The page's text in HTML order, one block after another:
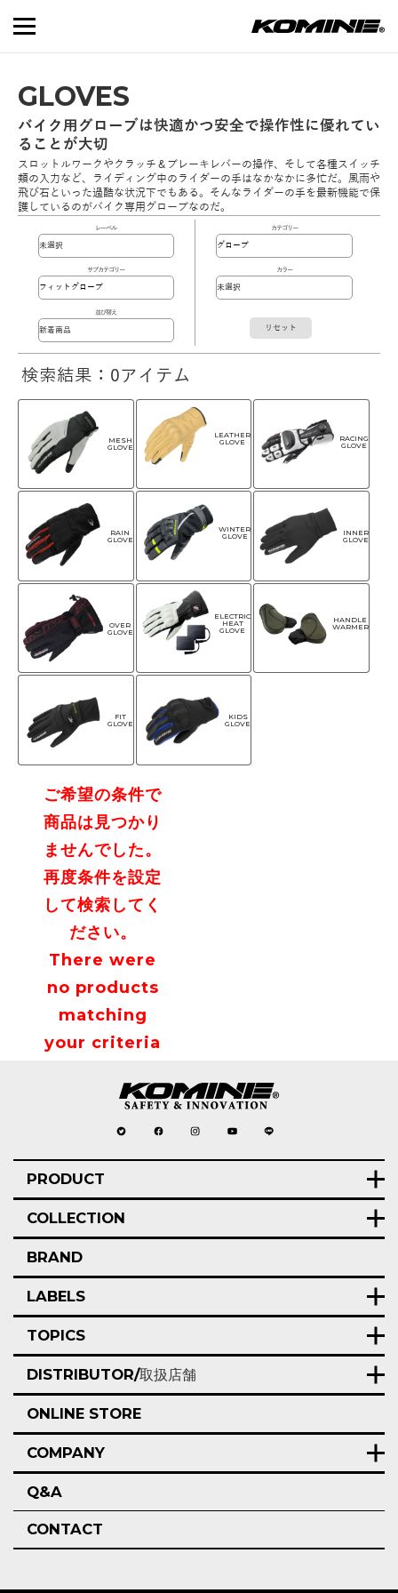
GLOVES
バイク用グローブは快適かつ安全で操作性に優れてい
ることが大切
スロットルワークやクラッチ＆ブレーキレバーの操作、そして各種スイッチ
類の入力など、ライディング中のライダーの手はなかなかに多忙だ。風雨や
飛び石といった過酷な状況下でもある。そんなライダーの手を最新機能で保
護しているのがバイク専用グローブなのだ。
レーベル カテゴリー
サブカテゴリー カラー
並び替え
リセット
検索結果：0アイテム
MESH
GLOVE
LEATHER
GLOVE
RACING
GLOVE
RAIN
GLOVE
WINTER
GLOVE
INNER
GLOVE
OVER
GLOVE
ELECTRIC
HEAT
GLOVE
HANDLE
WARMER
FIT
GLOVE
KIDS
GLOVE
ご希望の条件で
商品は見つかり
ませんでした。
再度条件を設定
して検索してく
ださい。
There were
no products
matching
your criteria
PRODUCT
COLLECTION
BRAND
LABELS
TOPICS
DISTRIBUTOR/取扱店舗
ONLINE STORE
COMPANY
Q&A
CONTACT